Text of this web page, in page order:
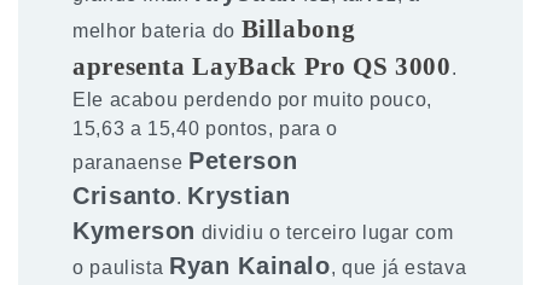
melhor bateria do Billabong
apresenta LayBack Pro QS 3000.
Ele acabou perdendo por muito pouco,
15,63 a 15,40 pontos, para o
paranaense Peterson
Crisanto. Krystian
Kymerson dividiu o terceiro lugar com
o paulista Ryan Kainalo, que já estava